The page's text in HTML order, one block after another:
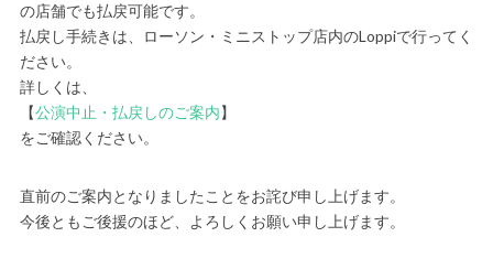
の店舗でも払戻可能です。
払戻し手続きは、ローソン・ミニストップ店内のLoppiで行ってく
ださい。
詳しくは、
【公演中止・払戻しのご案内】
をご確認ください。
直前のご案内となりましたことをお詫び申し上げます。
今後ともご後援のほど、よろしくお願い申し上げます。